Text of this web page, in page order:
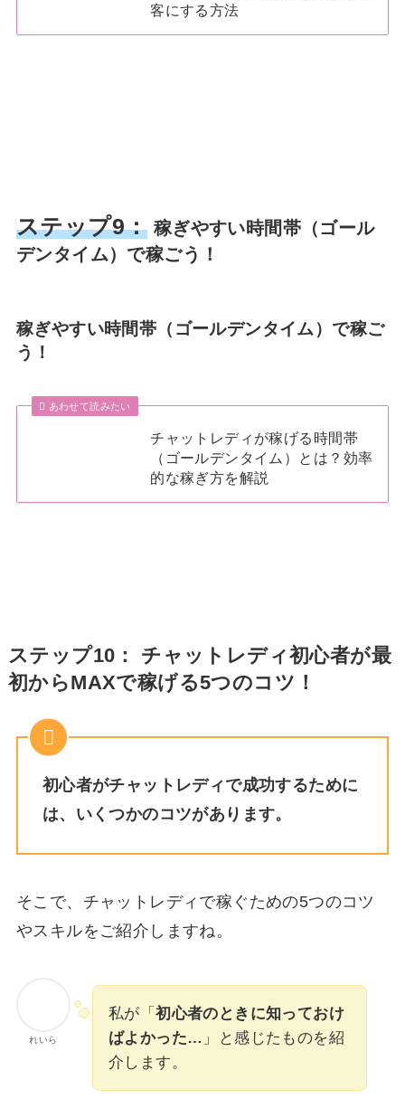
客にする方法
ステップ9： 稼ぎやすい時間帯（ゴール
デンタイム）で稼ごう！
稼ぎやすい時間帯（ゴールデンタイム）で稼ご
う！
あわせて読みたい
チャットレディが稼げる時間帯
（ゴールデンタイム）とは？効率
的な稼ぎ方を解説
ステップ10： チャットレディ初心者が最
初からMAXで稼げる5つのコツ！
初心者がチャットレディで成功するために
は、いくつかのコツがあります。
そこで、チャットレディで稼ぐための5つのコツ
やスキルをご紹介しますね。
れいら
私が「初心者のときに知っておけ
ばよかった… 」と感じたものを紹
介します。